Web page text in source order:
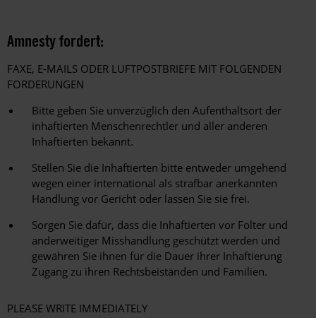
Amnesty fordert:
FAXE, E-MAILS ODER LUFTPOSTBRIEFE MIT FOLGENDEN
FORDERUNGEN
Bitte geben Sie unverzüglich den Aufenthaltsort der
inhaftierten Menschenrechtler und aller anderen
Inhaftierten bekannt.
Stellen Sie die Inhaftierten bitte entweder umgehend
wegen einer international als strafbar anerkannten
Handlung vor Gericht oder lassen Sie sie frei.
Sorgen Sie dafür, dass die Inhaftierten vor Folter und
anderweitiger Misshandlung geschützt werden und
gewähren Sie ihnen für die Dauer ihrer Inhaftierung
Zugang zu ihren Rechtsbeiständen und Familien.
PLEASE WRITE IMMEDIATELY